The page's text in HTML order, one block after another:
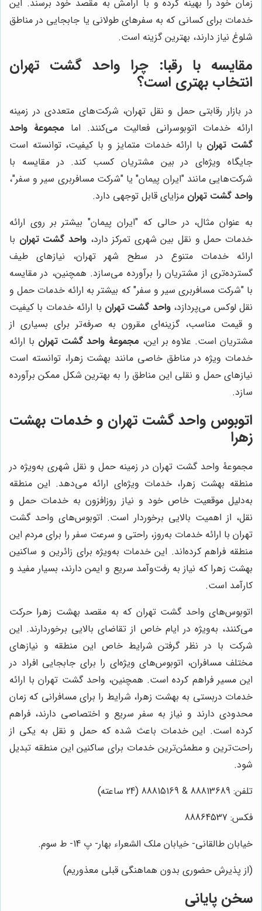
زمان خود را بهینه کرده و با آرامش به مقصد خود برسند. این
خدمات برای کسانی که به سفرهای طولانی یا جابجایی در مناطق
شلوغ نیاز دارند، بهترین گزینه است.
مقایسه با رقبا: چرا واحد گشت تهران
انتخاب بهتری است؟
در بازار رقابتی حمل و نقل تهران، شرکت‌های متعددی در زمینه
ارائه خدمات اتوبوسرانی فعالیت می‌کنند. اما مجموعۀ واحد
گشت تهران با ارائه خدمات متمایز و با کیفیت، توانسته است
جایگاه ویژه‌ای در بین مشتریان کسب کند. در مقایسه با
شرکت‌هایی مانند "ایران پیمان" یا "شرکت مسافربری سیر و سفر"،
واحد گشت تهران مزایای قابل توجهی دارد.
به عنوان مثال، در حالی که "ایران پیمان" بیشتر بر روی ارائه
خدمات حمل و نقل بین شهری تمرکز دارد،واحد گشت تهران با
ارائه خدمات متنوع در سطح شهر تهران، نیازهای طیف
گسترده‌تری از مشتریان را برآورده می‌سازد. همچنین، در مقایسه
با "شرکت مسافربری سیر و سفر" که بیشتر به ارائه خدمات حمل و
نقل لوکس می‌پردازد،واحد گشت تهران با ارائه خدمات با کیفیت
و قیمت مناسب، گزینه‌ای مقرون به صرفه‌تر برای بسیاری از
مشتریان است. علاوه بر این، مجموعۀ واحد گشت تهران با ارائه
خدمات ویژه در مناطق خاصی مانند بهشت زهرا، توانسته است
نیازهای حمل و نقلی این مناطق را به بهترین شکل ممکن برآورده
سازد.
اتوبوس واحد گشت تهران و خدمات بهشت
زهرا
مجموعۀ واحد گشت تهران در زمینه حمل و نقل شهری به‌ویژه در
منطقه بهشت زهرا، خدمات ویژه‌ای ارائه می‌دهد. این منطقه
به‌دلیل موقعیت خاص خود و نیاز روزافزون به خدمات حمل و
نقل، از اهمیت بالایی برخوردار است. اتوبوس‌های واحد گشت
تهران با ارائه خدمات به‌روز، راحتی و سرعت سفر را برای مردم این
منطقه فراهم کرده‌اند. این خدمات به‌ویژه برای زائرین و ساکنین
بهشت زهرا که نیاز به رفت‌وآمد سریع و ایمن دارند، بسیار مفید و
کارآمد است.
اتوبوس‌های واحد گشت تهران که به مقصد بهشت زهرا حرکت
می‌کنند، به‌ویژه در ایام خاص از تقاضای بالایی برخوردارند. این
شرکت با در نظر گرفتن شرایط خاص این منطقه و نیازهای
مختلف مسافران، اتوبوس‌های ویژه‌ای را برای جابجایی افراد در
این مسیر فراهم کرده است. همچنین، واحد گشت تهران با ارائه
خدمات دربستی به بهشت زهرا، شرایط را برای مسافرانی که زمان
محدودی دارند و نیاز به سفر سریع و اختصاصی دارند، فراهم
کرده است. این خدمات باعث شده که حمل و نقل به یکی از
راحت‌ترین و مطمئن‌ترین خدمات برای ساکنین این منطقه تبدیل
شود.
تلفن: 88813689 & 88815169 (24 ساعته)
فکس: 88864537
خیابان طالقانی- خیابان ملک الشعراء بهار- پ 14- ط سوم.
(از پذیرش حضوری بدون هماهنگی قبلی معذوریم)
سخن پایانی